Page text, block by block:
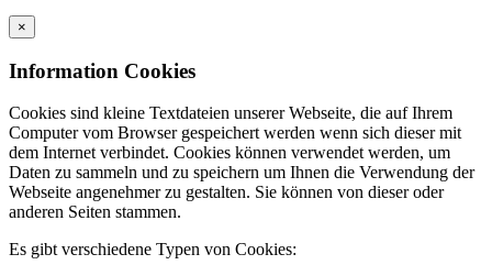
×
Information Cookies
Cookies sind kleine Textdateien unserer Webseite, die auf Ihrem
Computer vom Browser gespeichert werden wenn sich dieser mit
dem Internet verbindet. Cookies können verwendet werden, um
Daten zu sammeln und zu speichern um Ihnen die Verwendung der
Webseite angenehmer zu gestalten. Sie können von dieser oder
anderen Seiten stammen.
Es gibt verschiedene Typen von Cookies: